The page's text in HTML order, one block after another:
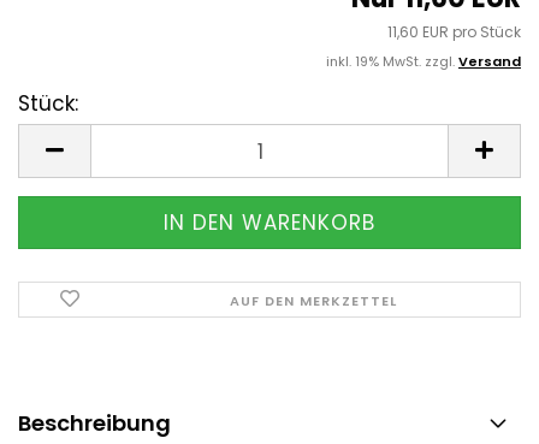
11,60 EUR pro Stück
inkl. 19% MwSt. zzgl.Versand
Stück:
AUF DEN MERKZETTEL
Beschreibung